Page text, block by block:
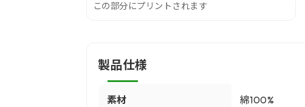
この部分にプリントされます
製品仕様
素材 綿100%